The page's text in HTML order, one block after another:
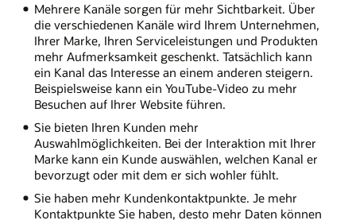
Mehrere Kanäle sorgen für mehr Sichtbarkeit. Über
die verschiedenen Kanäle wird Ihrem Unternehmen,
Ihrer Marke, Ihren Serviceleistungen und Produkten
mehr Aufmerksamkeit geschenkt. Tatsächlich kann
ein Kanal das Interesse an einem anderen steigern.
Beispielsweise kann ein YouTube-Video zu mehr
Besuchen auf Ihrer Website führen.
Sie bieten Ihren Kunden mehr
Auswahlmöglichkeiten. Bei der Interaktion mit Ihrer
Marke kann ein Kunde auswählen, welchen Kanal er
bevorzugt oder mit dem er sich wohler fühlt.
Sie haben mehr Kundenkontaktpunkte. Je mehr
Kontaktpunkte Sie haben, desto mehr Daten können